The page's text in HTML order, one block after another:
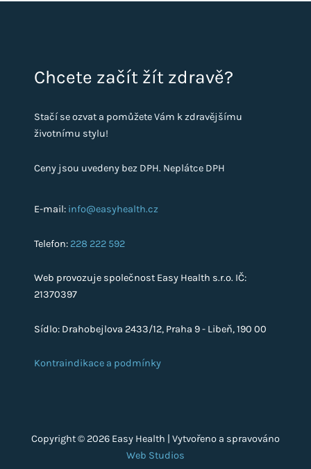
Chcete začít žít zdravě?
Stačí se ozvat a pomůžete Vám k zdravějšímu
životnímu stylu!
Ceny jsou uvedeny bez DPH. Neplátce DPH
E-mail: info@easyhealth.cz
Telefon: 228 222 592
Web provozuje společnost Easy Health s.r.o. IČ:
21370397
Sídlo: Drahobejlova 2433/12, Praha 9 - Libeň, 190 00
Kontraindikace a podmínky
Copyright © 2026 Easy Health | Vytvořeno a spravováno
Web Studios